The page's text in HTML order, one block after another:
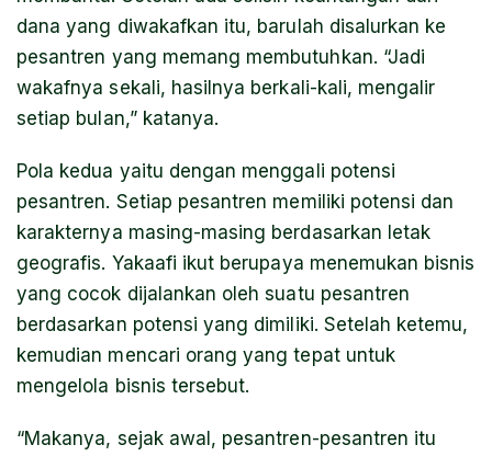
dana yang diwakafkan itu, barulah disalurkan ke
pesantren yang memang membutuhkan. “Jadi
wakafnya sekali, hasilnya berkali-kali, mengalir
setiap bulan,” katanya.
Pola kedua yaitu dengan menggali potensi
pesantren. Setiap pesantren memiliki potensi dan
karakternya masing-masing berdasarkan letak
geografis. Yakaafi ikut berupaya menemukan bisnis
yang cocok dijalankan oleh suatu pesantren
berdasarkan potensi yang dimiliki. Setelah ketemu,
kemudian mencari orang yang tepat untuk
mengelola bisnis tersebut.
“Makanya, sejak awal, pesantren-pesantren itu